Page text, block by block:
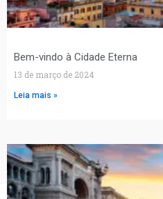
Bem-vindo à Cidade Eterna
13 de março de 2024
Leia mais »